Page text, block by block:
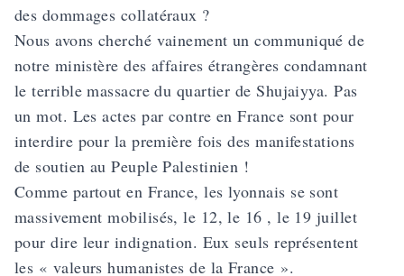
des dommages collatéraux ?
Nous avons cherché vainement un communiqué de
notre ministère des affaires étrangères condamnant
le terrible massacre du quartier de Shujaiyya. Pas
un mot. Les actes par contre en France sont pour
interdire pour la première fois des manifestations
de soutien au Peuple Palestinien !
Comme partout en France, les lyonnais se sont
massivement mobilisés, le 12, le 16 , le 19 juillet
pour dire leur indignation. Eux seuls représentent
les « valeurs humanistes de la France ».